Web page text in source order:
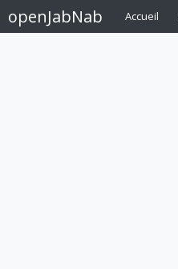
openJabNab Accueil